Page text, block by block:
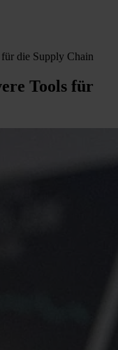
die Supply Chain
Tools für